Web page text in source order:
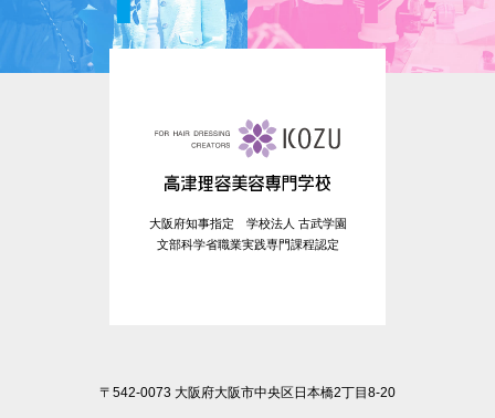
大阪府知事指定 学校法人 古武学園
文部科学省職業実践専門課程認定
〒542-0073 大阪府大阪市中央区日本橋2丁目8-20